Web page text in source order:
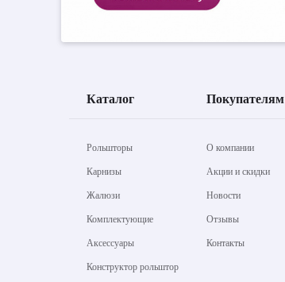
Каталог Покупателям
Рольшторы
Карнизы
Жалюзи
Комплектующие
Аксессуары
Конструктор рольштор
О компании
Акции и скидки
Новости
Отзывы
Контакты